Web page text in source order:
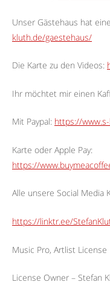
Unser Gästehaus hat eine
kluth.de/gaestehaus/
Die Karte zu den Videos:
Ihr möchtet mir einen
Mit Paypal: https://
Karte oder Apple Pay:
https://
Alle unsere Social Media
https://linktr.ee/
Music Pro, Artlist License
License Owner – Stefan